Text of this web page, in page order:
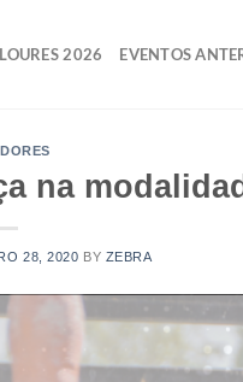
2026 EVENTOS
na
28, 2020 BY ZEBRA